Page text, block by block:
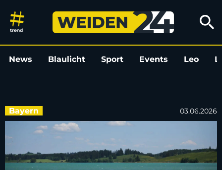
Bayerns Badeseen haben
search
News Blaulicht Sport Events Leo
Bayern 03.06.2026